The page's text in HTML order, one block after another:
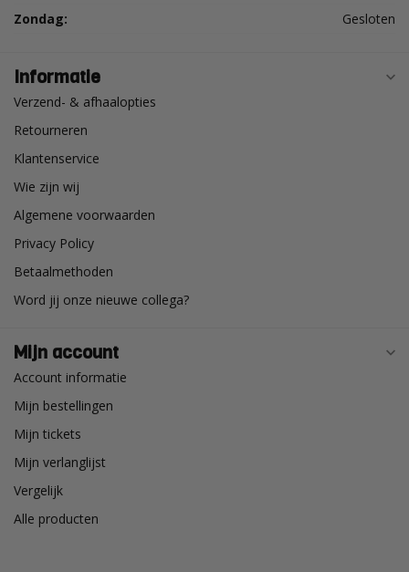
Zondag:
Gesloten
Informatie
Verzend- & afhaalopties
Retourneren
Klantenservice
Wie zijn wij
Algemene voorwaarden
Privacy Policy
Betaalmethoden
Word jij onze nieuwe collega?
Mijn account
Account informatie
Mijn bestellingen
Mijn tickets
Mijn verlanglijst
Vergelijk
Alle producten